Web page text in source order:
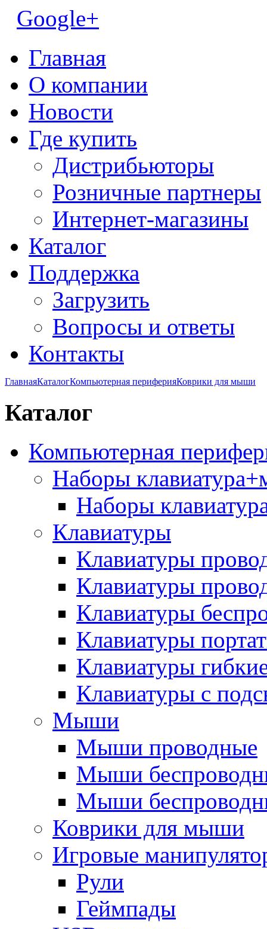
Google+
Главная
О компании
Новости
Где купить
Дистрибьюторы
Розничные партнеры
Интернет-магазины
Каталог
Поддержка
Загрузить
Вопросы и ответы
Контакты
ГлавнаяКаталогКомпьютерная периферияКоврики для мыши
Каталог
Компьютерная
Наборы
Наборы
Клавиатуры
Клавиатуры
Клавиатуры
Клавиатуры
Клавиатуры
Клавиатуры
Клавиатуры с
Мыши
Мыши проводные
Мыши
Мыши
Коврики для мыши
Игровые
Рули
Геймпады